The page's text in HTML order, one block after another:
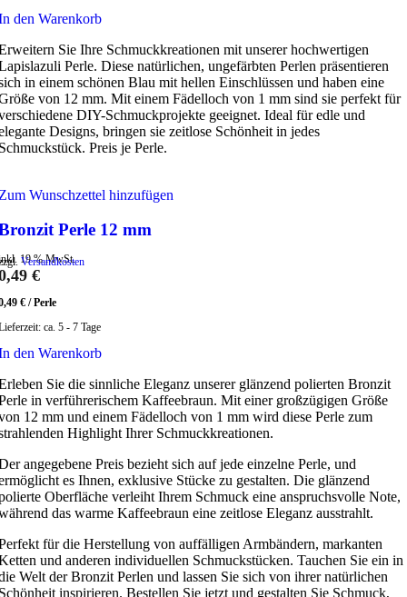
den Warenkorb
Sie Ihre Schmuckkreationen mit unserer hochwertigen
Perle. Diese natürlichen, ungefärbten Perlen präsentieren
in einem schönen Blau mit hellen Einschlüssen und haben eine
von 12 mm. Mit einem Fädelloch von 1 mm sind sie perfekt für
DIY-Schmuckprojekte geeignet. Ideal für edle und
Designs, bringen sie zeitlose Schönheit in jedes
Preis je Perle.
Wunschzettel hinzufügen
Perle 12 mm
19 % MwSt.
Versandkosten
€
€ /Perle
ca. 5 - 7 Tage
den Warenkorb
Sie die sinnliche Eleganz unserer glänzend polierten Bronzit
in verführerischem Kaffeebraun. Mit einer großzügigen Größe
12 mm und einem Fädelloch von 1 mm wird diese Perle zum
Highlight Ihrer Schmuckkreationen.
angegebene Preis bezieht sich auf jede einzelne Perle, und
es Ihnen, exklusive Stücke zu gestalten. Die glänzend
Oberfläche verleiht Ihrem Schmuck eine anspruchsvolle Note,
das warme Kaffeebraun eine zeitlose Eleganz ausstrahlt.
für die Herstellung von auffälligen Armbändern, markanten
und anderen individuellen Schmuckstücken. Tauchen Sie ein in
Welt der Bronzit Perlen und lassen Sie sich von ihrer natürlichen
inspirieren. Bestellen Sie jetzt und gestalten Sie Schmuck,